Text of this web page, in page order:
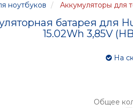
ноутбуков Аккумуляторы для
батарея для
15.02Wh 3,85V
На
Общее